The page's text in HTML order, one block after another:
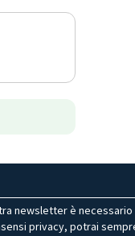
newsletter è necessario
privacy, potrai